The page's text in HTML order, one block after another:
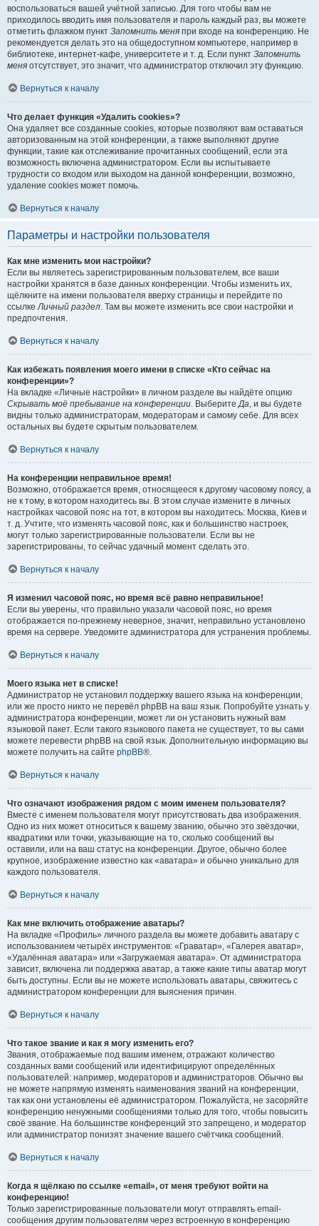
воспользоваться вашей учётной записью. Для того чтобы вам не
приходилось вводить имя пользователя и пароль каждый раз, вы можете
отметить флажком пункт Запомнить меня при входе на конференцию. Не
рекомендуется делать это на общедоступном компьютере, например в
библиотеке, интернет-кафе, университете и т. д. Если пункт Запомнить
меня отсутствует, это значит, что администратор отключил эту функцию.
Вернуться к началу
Что делает функция «Удалить cookies»?
Она удаляет все созданные cookies, которые позволяют вам оставаться
авторизованным на этой конференции, а также выполняют другие
функции, такие как отслеживание прочитанных сообщений, если эта
возможность включена администратором. Если вы испытываете
трудности со входом или выходом на данной конференции, возможно,
удаление cookies может помочь.
Вернуться к началу
Параметры и настройки пользователя
Как мне изменить мои настройки?
Если вы являетесь зарегистрированным пользователем, все ваши
настройки хранятся в базе данных конференции. Чтобы изменить их,
щёлкните на имени пользователя вверху страницы и перейдите по
ссылкеЛичный раздел. Там вы можете изменить все свои настройки и
предпочтения.
Вернуться к началу
Как избежать появления моего имени в списке «Кто сейчас на
конференции»?
На вкладке «Личные настройки» в личном разделе вы найдёте опцию
Скрывать моё пребывание на конференции. ВыберитеДа, и вы будете
видны только администраторам, модераторам и самому себе. Для всех
остальных вы будете скрытым пользователем.
Вернуться к началу
На конференции неправильное время!
Возможно, отображается время, относящееся к другому часовому поясу, а
не к тому, в котором находитесь вы. В этом случае измените в личных
настройках часовой пояс на тот, в котором вы находитесь: Москва, Киев и
т. д. Учтите, что изменять часовой пояс, как и большинство настроек,
могут только зарегистрированные пользователи. Если вы не
зарегистрированы, то сейчас удачный момент сделать это.
Вернуться к началу
Я изменил часовой пояс, но время всё равно неправильное!
Если вы уверены, что правильно указали часовой пояс, но время
отображается по-прежнему неверное, значит, неправильно установлено
время на сервере. Уведомите администратора для устранения проблемы.
Вернуться к началу
Моего языка нет в списке!
Администратор не установил поддержку вашего языка на конференции,
или же просто никто не перевёл phpBB на ваш язык. Попробуйте узнать у
администратора конференции, может ли он установить нужный вам
языковой пакет. Если такого языкового пакета не существует, то вы сами
можете перевести phpBB на свой язык. Дополнительную информацию вы
можете получить на сайте phpBB®.
Вернуться к началу
Что означают изображения рядом с моим именем пользователя?
Вместе с именем пользователя могут присутствовать два изображения.
Одно из них может относиться к вашему званию, обычно это звёздочки,
квадратики или точки, указывающие на то, сколько сообщений вы
оставили, или на ваш статус на конференции. Другое, обычно более
крупное, изображение известно как «аватара» и обычно уникально для
каждого пользователя.
Вернуться к началу
Как мне включить отображение аватары?
На вкладке «Профиль» личного раздела вы можете добавить аватару с
использованием четырёх инструментов: «Граватар», «Галерея аватар»,
«Удалённая аватара» или «Загружаемая аватара». От администратора
зависит, включена ли поддержка аватар, а также какие типы аватар могут
быть доступны. Если вы не можете использовать аватары, свяжитесь с
администратором конференции для выяснения причин.
Вернуться к началу
Что такое звание и как я могу изменить его?
Звания, отображаемые под вашим именем, отражают количество
созданных вами сообщений или идентифицируют определённых
пользователей: например, модераторов и администраторов. Обычно вы
не можете напрямую изменять наименования званий на конференции,
так как они установлены её администратором. Пожалуйста, не засоряйте
конференцию ненужными сообщениями только для того, чтобы повысить
своё звание. На большинстве конференций это запрещено, и модератор
или администратор понизят значение вашего счётчика сообщений.
Вернуться к началу
Когда я щёлкаю по ссылке «email», от меня требуют войти на
конференцию!
Только зарегистрированные пользователи могут отправлять email-
сообщения другим пользователям через встроенную в конференцию